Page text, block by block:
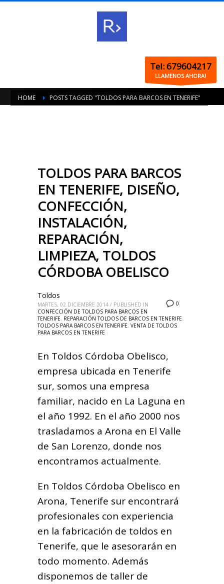
Tel: 679604217
LLAMENOS AHORA!
HOME POSTS TAGGED "TOLDOS PARA BARCOS EN TENERIFE"
TOLDOS PARA BARCOS
EN TENERIFE, DISEÑO,
CONFECCIÓN,
INSTALACIÓN,
REPARACIÓN,
LIMPIEZA, TOLDOS
CÓRDOBA OBELISCO
0
Toldos
MARTES, 02 DICIEMBRE 2014 / PUBLISHED IN
CONFECCIÓN DE TOLDOS PARA BARCOS EN
TENERIFE, REPARACIÓN TOLDOS DE BARCOS EN TENERIFE,
TOLDOS PARA BARCOS EN TENERIFE, VENTA DE TOLDOS
PARA BARCOS EN TENERIFE
En Toldos Córdoba Obelisco,
empresa ubicada en Tenerife
sur, somos una empresa
familiar, nacido en La Laguna en
el año 1992. En el año 2000 nos
trasladamos a Arona en El Valle
de San Lorenzo, donde nos
encontramos actualmente.
En Toldos Córdoba Obelisco en
Arona, Tenerife sur encontrará
profesionales con experiencia
en la fabricación de toldos en
Tenerife, que le asesorarán en
todo momento. Además
disponemos de taller de